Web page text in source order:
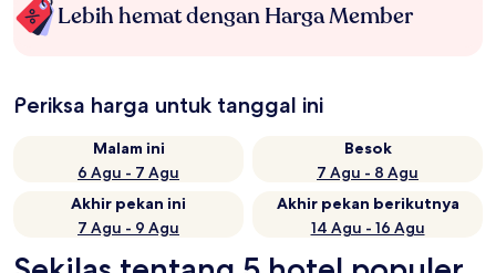
Lebih hemat dengan Harga Member
Periksa harga untuk tanggal ini
Malam ini
6 Agu - 7 Agu
Besok
7 Agu - 8 Agu
Akhir pekan ini
7 Agu - 9 Agu
Akhir pekan berikutnya
14 Agu - 16 Agu